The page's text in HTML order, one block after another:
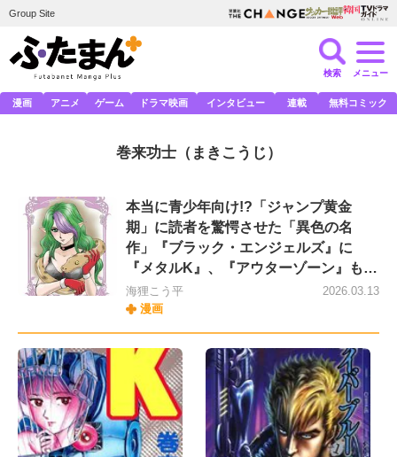
Group Site
検索 メニュー
漫画 アニメ ゲーム ドラマ映画 インタビュー 連載 無料コミック
巻来功士（まきこうじ）
本当に青少年向け!?「ジャンプ黄金
期」に読者を驚愕させた「異色の名
作」『ブラック・エンジェルズ』に
『メタルK』、『アウターゾーン』も…
海狸こう平
漫画
2026.03.13